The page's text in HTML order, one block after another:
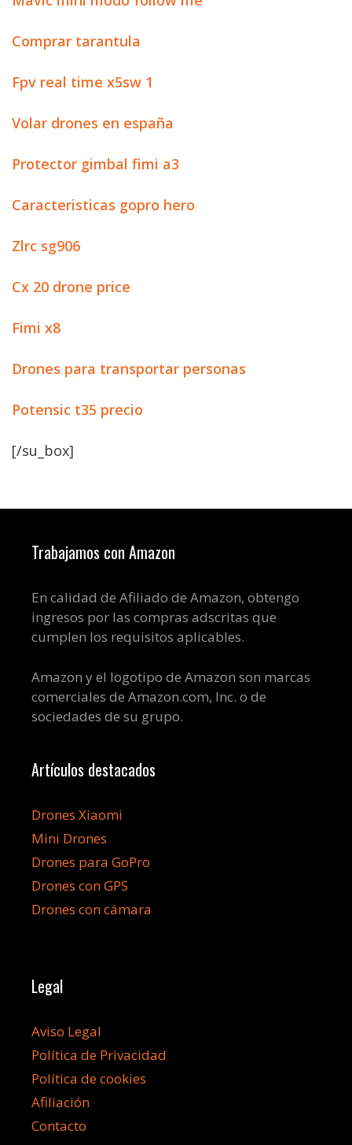
Comprar tarantula
Fpv real time x5sw 1
Volar drones en españa
Protector gimbal fimi a3
Caracteristicas gopro hero
Zlrc sg906
Cx 20 drone price
Fimi x8
Drones para transportar personas
Potensic t35 precio
[/su_box]
Trabajamos con Amazon
En calidad de Afiliado de Amazon, obtengo
ingresos por las compras adscritas que
cumplen los requisitos aplicables.
Amazon y el logotipo de Amazon son marcas
comerciales de Amazon.com, Inc. o de
sociedades de su grupo.
Artículos destacados
Drones Xiaomi
Mini Drones
Drones para GoPro
Drones con GPS
Drones con cámara
Legal
Aviso Legal
Política de Privacidad
Política de cookies
Afiliación
Contacto